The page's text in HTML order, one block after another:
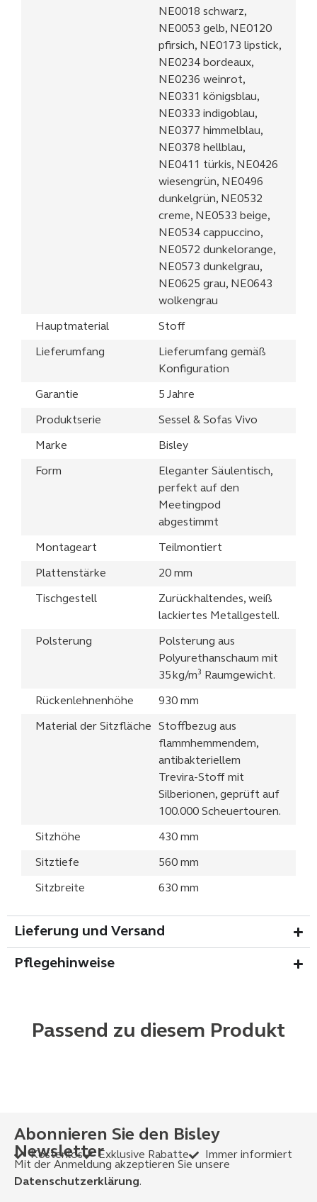
NE0018 schwarz,
NE0053 gelb, NE0120
pfirsich, NE0173 lipstick,
NE0234 bordeaux,
NE0236 weinrot,
NE0331 königsblau,
NE0333 indigoblau,
NE0377 himmelblau,
NE0378 hellblau,
NE0411 türkis, NE0426
wiesengrün, NE0496
dunkelgrün, NE0532
creme, NE0533 beige,
NE0534 cappuccino,
NE0572 dunkelorange,
NE0573 dunkelgrau,
NE0625 grau, NE0643
wolkengrau
Hauptmaterial Stoff
Lieferumfang
Lieferumfang gemäß
Konfiguration
Garantie 5 Jahre
Produktserie Sessel & Sofas Vivo
Marke Bisley
Form
Eleganter Säulentisch,
perfekt auf den
Meetingpod
abgestimmt
Montageart Teilmontiert
Plattenstärke 20 mm
Tischgestell
Zurückhaltendes, weiß
lackiertes Metallgestell.
Polsterung
Polsterung aus
Polyurethanschaum mit
35 kg/m³ Raumgewicht.
Rückenlehnenhöhe 930 mm
Material der Sitzfläche
Stoffbezug aus
flammhemmendem,
antibakteriellem
Trevira-Stoff mit
Silberionen, geprüft auf
100.000 Scheuertouren.
Sitzhöhe 430 mm
Sitztiefe 560 mm
Sitzbreite 630 mm
Lieferung und Versand
Pflegehinweise
Passend zu diesem Produkt
Abonnieren Sie den Bisley
Newsletter
Kostenlos Exklusive Rabatte
Immer informiert
Mit der Anmeldung akzeptieren Sie unsere
Datenschutzerklärung.